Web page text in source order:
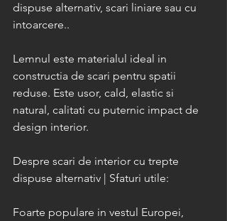
dispuse alternativ, scari liniare sau cu
intoarcere..
Lemnul este materialul ideal in
constructia de scari pentru spatii
reduse. Este usor, cald, elastic si
natural, calitati cu puternic impact de
design interior.
Despre scari de interior cu trepte
dispuse alternativ | Sfaturi utile:
Foarte populare in vestul Europei,